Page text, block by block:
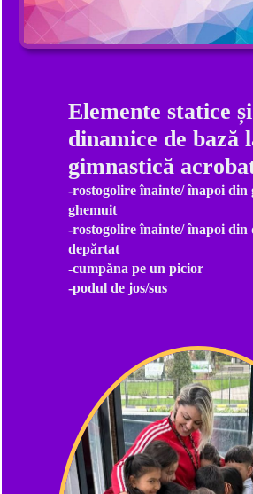
Elemente statice și
dinamice de bază
gimnastică
-rostogolire înainte/ înapoi din
ghemuit
-rostogolire înainte/ înapoi din
depărtat
-cumpăna pe un picior
-podul de jos/sus